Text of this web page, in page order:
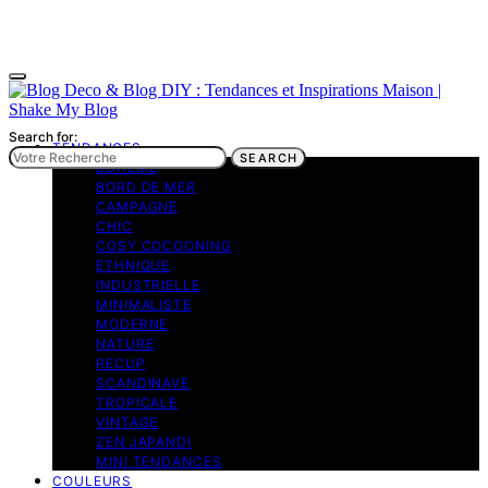
TENDANCES
BOHEME
BORD DE MER
CAMPAGNE
CHIC
COSY COCOONING
ETHNIQUE
INDUSTRIELLE
MINIMALISTE
MODERNE
NATURE
RECUP
SCANDINAVE
TROPICALE
VINTAGE
ZEN JAPANDI
MINI TENDANCES
COULEURS
Search for:
SEARCH